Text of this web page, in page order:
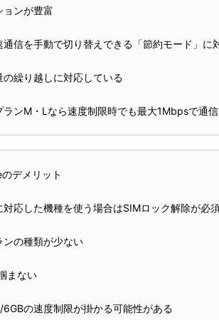
ョンが豊富
通信を手動で切り替えできる「節約モード」に
の繰り越しに対応している
ランM・Lなら速度制限時でも最大1Mbpsで通
デメリット
対応した機種を使う場合はSIMロック解除が必
ンの種類が少ない
まない
6GBの速度制限が掛かる可能性がある